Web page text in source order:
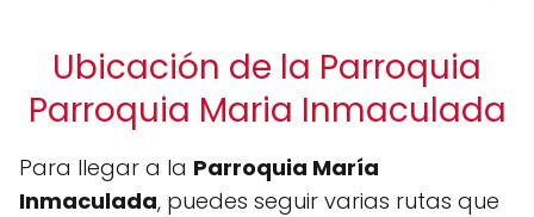
Ubicación de la Parroquia
Parroquia Maria Inmaculada
Para llegar a la Parroquia María
Inmaculada, puedes seguir varias rutas que